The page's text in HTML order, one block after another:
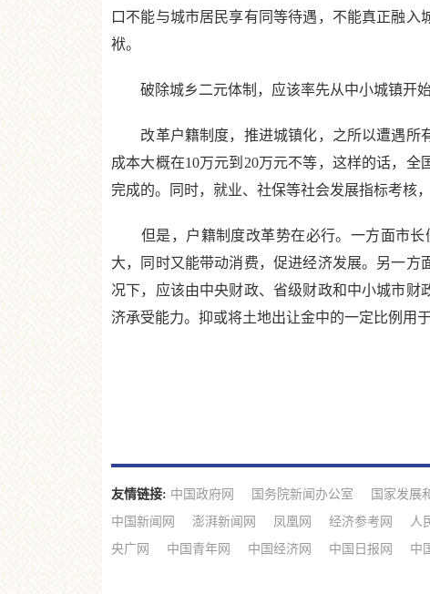
口不能与城市居民享有同等待遇，不能真正融
袱。
破除城乡二元体制，应该率先从中小城镇开始
改革户籍制度，推进城镇化，之所以遭遇所有
成本大概在10万元到20万元不等，这样的话，
完成的。同时，就业、社保等社会发展指标考核
但是，户籍制度改革势在必行。一方面市长
大，同时又能带动消费，促进经济发展。另一
况下，应该由中央财政、省级财政和中小城市
济承受能力。抑或将土地出让金中的一定比例用
友情链接: 中国政府网 国务院新闻办公室 国家发展
中国新闻网
澎湃新闻网 凤凰网 经济参考网 人
央广网
中国青年网 中国经济网 中国日报网 中